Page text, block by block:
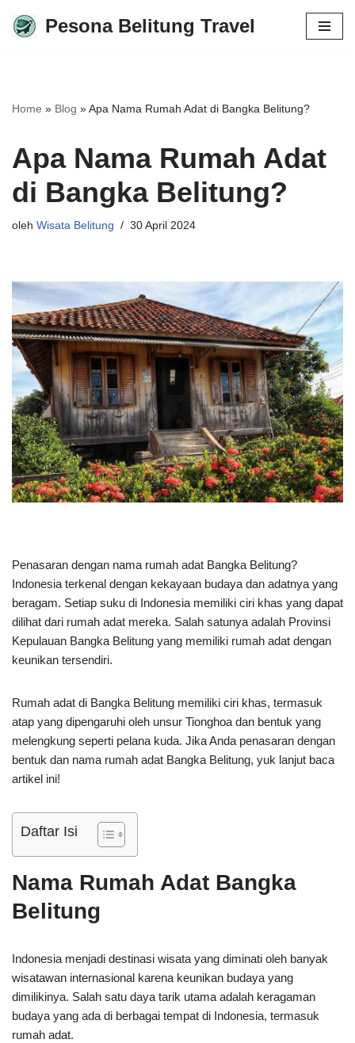
Lompat
Pesona Belitung Travel
Home » Blog »Apa Nama Rumah Adat di Bangka Belitung?
Apa Nama Rumah Adat
di Bangka Belitung?
oleh Wisata Belitung 30 April 2024
Penasaran dengan nama rumah adat Bangka Belitung?
Indonesia terkenal dengan kekayaan budaya dan adatnya yang
beragam. Setiap suku di Indonesia memiliki ciri khas yang dapat
dilihat dari rumah adat mereka. Salah satunya adalah Provinsi
Kepulauan Bangka Belitung yang memiliki rumah adat dengan
keunikan tersendiri.
Rumah adat di Bangka Belitung memiliki ciri khas, termasuk
atap yang dipengaruhi oleh unsur Tionghoa dan bentuk yang
melengkung seperti pelana kuda. Jika Anda penasaran dengan
bentuk dan nama rumah adat Bangka Belitung, yuk lanjut baca
artikel ini!
Daftar Isi
Nama Rumah Adat Bangka
Belitung
Indonesia menjadi destinasi wisata yang diminati oleh banyak
wisatawan internasional karena keunikan budaya yang
dimilikinya. Salah satu daya tarik utama adalah keragaman
budaya yang ada di berbagai tempat di Indonesia, termasuk
rumah adat.